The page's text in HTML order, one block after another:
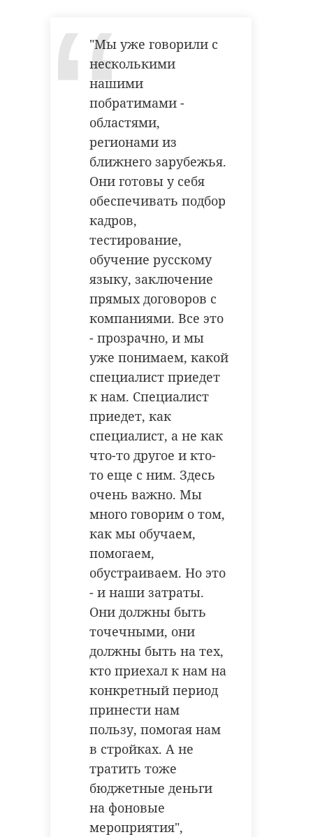
"Мы уже говорили с
несколькими
нашими
побратимами -
областями,
регионами из
ближнего зарубежья.
Они готовы у себя
обеспечивать подбор
кадров,
тестирование,
обучение русскому
языку, заключение
прямых договоров с
компаниями. Все это
- прозрачно, и мы
уже понимаем, какой
специалист приедет
к нам. Специалист
приедет, как
специалист, а не как
что-то другое и кто-
то еще с ним. Здесь
очень важно. Мы
много говорим о том,
как мы обучаем,
помогаем,
обустраиваем. Но это
- и наши затраты.
Они должны быть
точечными, они
должны быть на тех,
кто приехал к нам на
конкретный период
принести нам
пользу, помогая нам
в стройках. А не
тратить тоже
бюджетные деньги
на фоновые
мероприятия",